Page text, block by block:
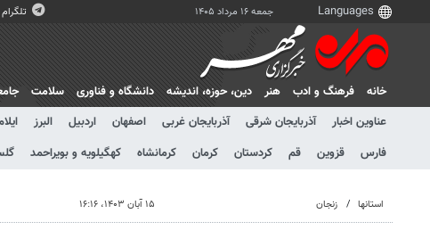
جمعه ۱۶ مرداد ۱۴۰۵ تلگرام
خانه فرهنگ و ادب هنر دين، حوزه، انديشه دانشگاه و فناوری سلامت
عناوین اخبار
آذربایجان شرقی آذربایجان غربی اصفهان اردبیل البرز
فارس
قزوین قم کردستان کرمان کرمانشاه کهگیلویه و بویراحمد
استانها زنجان ۱۵ آبان ۱۴۰۳، ۱۶:۱۶